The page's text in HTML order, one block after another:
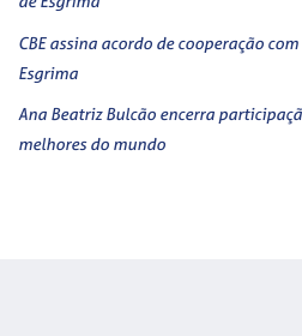
CBE assina acordo de cooperação
Esgrima
Ana Beatriz Bulcão encerra
melhores do mundo